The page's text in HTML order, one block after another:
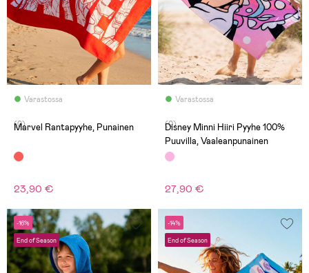
Varastossa
(0)
Marvel Rantapyyhe, Punainen
23,90 €
Varastossa
(0)
Disney Minni Hiiri Pyyhe 100%
Puuvilla, Vaaleanpunainen
27,90 €
-16%
End of Season
-14%
End of Season